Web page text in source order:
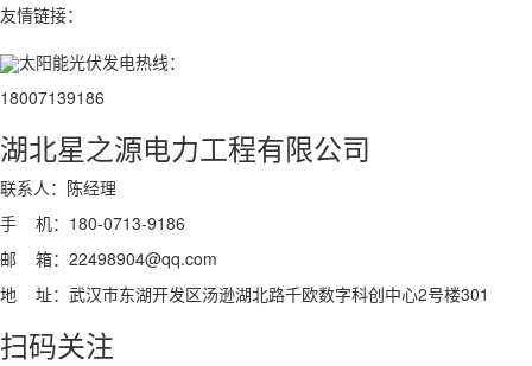
友情链接：
太阳能光伏发电热线：
18007139186
湖北星之源电力工程有限公司
联系人：陈经理
手 机：180-0713-9186
邮 箱：22498904@qq.com
地 址：武汉市东湖开发区汤逊湖北路千欧数字科创中心2号楼301
扫码关注